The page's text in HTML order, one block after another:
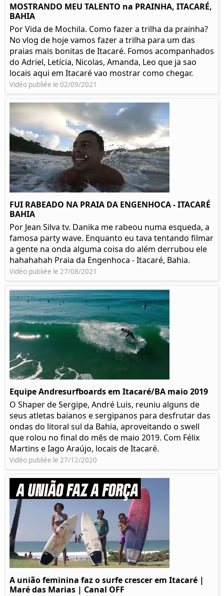
MOSTRANDO MEU TALENTO na PRAINHA, ITACARÉ,
BAHIA
Por Vida de Mochila. Como fazer a trilha da prainha?
No vlog de hoje vamos fazer a trilha para um das
praias mais bonitas de Itacaré. Fomos acompanhados
do Adriel, Letícia, Nicolas, Amanda, Leo que ja sao
locais aqui em Itacaré vao mostrar como chegar.
Vidéo publiée le 02/09/2021
FUI RABEADO NA PRAIA DA ENGENHOCA - ITACARÉ
BAHIA
Por Jean Silva tv. Danika me rabeou numa esqueda, a
famosa party wave. Enquanto eu tava tentando filmar
a gente na onda alguma coisa do além derrubou ele
hahahahah Praia da Engenhoca - Itacaré, Bahia.
Vidéo publiée le 27/08/2021
Equipe Andresurfboards em Itacaré/BA maio 2019
O Shaper de Sergipe, André Luis, reuniu alguns de
seus atletas baianos e sergipanos para desfrutar das
ondas do litoral sul da Bahia, aproveitando o swell
que rolou no final do mês de maio 2019. Com Félix
Martins e Iago Araújo, locais de Itacaré.
Vidéo publiée le 27/12/2020
A união feminina faz o surfe crescer em Itacaré |
Maré das Marias | Canal OFF